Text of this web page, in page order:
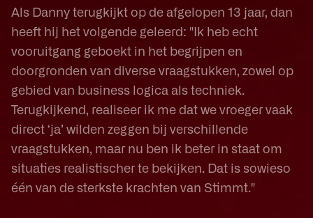
Als Danny terugkijkt op de afgelopen 13 jaar, dan
heeft hij het volgende geleerd: "Ik heb echt
vooruitgang geboekt in het begrijpen en
doorgronden van diverse vraagstukken, zowel op
gebied van business logica als techniek.
Terugkijkend, realiseer ik me dat we vroeger vaak
direct ‘ja’ wilden zeggen bij verschillende
vraagstukken, maar nu ben ik beter in staat om
situaties realistischer te bekijken. Dat is sowieso
één van de sterkste krachten van Stimmt."